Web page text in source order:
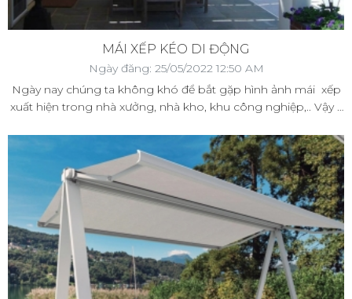
MÁI XẾP KÉO DI ĐỘNG
Ngày đăng: 25/05/2022 12:50 AM
Ngày nay chúng ta không khó để bắt gặp hình ảnh mái xếp
xuất hiện trong nhà xưởng, nhà kho, khu công nghiệp,.. Vậy lí
xây dựng trong khuôn viên phân xưởng của mình